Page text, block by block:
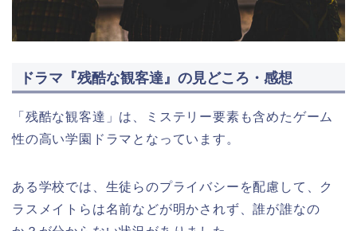
ドラマ『残酷な観客達』の見どころ・感想
「残酷な観客達」は、ミステリー要素も含めたゲーム
性の高い学園ドラマとなっています。
ある学校では、生徒らのプライバシーを配慮して、ク
ラスメイトらは名前などが明かされず、誰が誰なの